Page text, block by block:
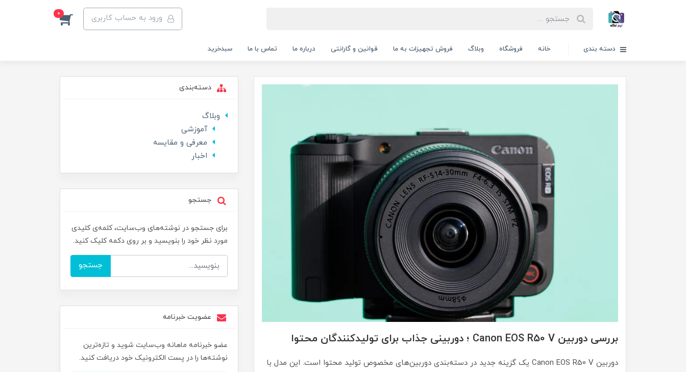
ورود به حساب کاربری 0
دسته بندی خانه فروشگاه وبلاگ فروش تجهیزات به ما قوانین و گارانتی درباره ما تماس با ما سبدخرید
بررسی دوربین Canon EOS R50 V ؛ دوربینی جذاب برای تولیدکنندگان محتوا
دوربین Canon EOS R50 V یک گزینه جدید در دسته‌بندی دوربین‌های مخصوص تولید محتوا است. این مدل با
دسته‌بندی
وبلاگ
آموزشی
معرفی و مقایسه
اخبار
جستجو
برای جستجو در نوشته‌های وب‌سایت، کلمه‌ی کلیدی
مورد نظر خود را بنویسید و بر روی دکمه کلیک کنید.
جستجو
عضویت خبرنامه
عضو خبرنامه ماهانه وب‌سایت شوید و تازه‌ترین
نوشته‌ها را در پست الکترونیک خود دریافت کنید.